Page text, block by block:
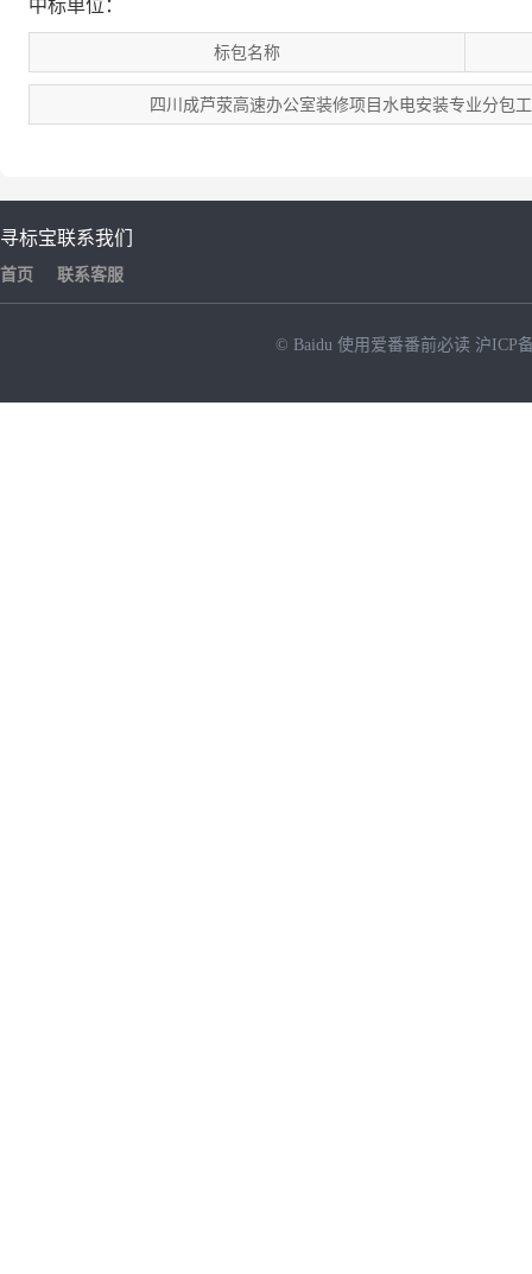
中标单位：
标包名称
四川成芦荥高速办公室装修项目水电安装专业分包
寻标宝
首页
联系我们
联系客服
© Baidu 使用爱番番前必读 沪ICP